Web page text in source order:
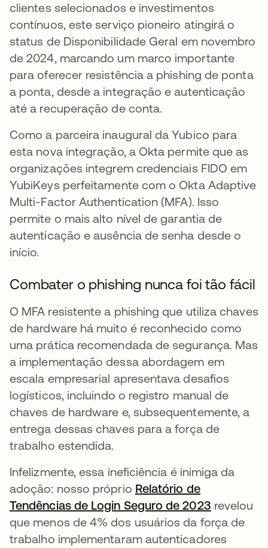
clientes selecionados e investimentos
contínuos, este serviço pioneiro atingirá o
status de Disponibilidade Geral em novembro
de 2024, marcando um marco importante
para oferecer resistência a phishing de ponta
a ponta, desde a integração e autenticação
até a recuperação de conta.
Como a parceira inaugural da Yubico para
esta nova integração, a Okta permite que as
organizações integrem credenciais FIDO em
YubiKeys perfeitamente com o Okta Adaptive
Multi-Factor Authentication (MFA). Isso
permite o mais alto nível de garantia de
autenticação e ausência de senha desde o
início.
Combater o phishing nunca foi tão fácil
O MFA resistente a phishing que utiliza chaves
de hardware há muito é reconhecido como
uma prática recomendada de segurança. Mas
a implementação dessa abordagem em
escala empresarial apresentava desafios
logísticos, incluindo o registro manual de
chaves de hardware e, subsequentemente, a
entrega dessas chaves para a força de
trabalho estendida.
Infelizmente, essa ineficiência é inimiga da
adoção: nosso próprio Relatório de
Tendências de Login Seguro de 2023 abre em
revelou
que menos de 4% dos usuários da força de
trabalho implementaram autenticadores